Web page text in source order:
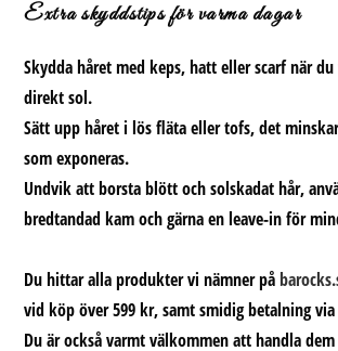
Extra skyddstips för varma dagar
Skydda håret med keps, hatt eller scarf när
direkt sol.
Sätt upp håret i lös fläta eller tofs, det
som exponeras.
Undvik att borsta blött och solskadat hår,
bredtandad kam och gärna en leave-in för
Du hittar alla produkter vi nämner på
vid köp över 599 kr, samt smidig betalning
Du är också varmt välkommen att handla